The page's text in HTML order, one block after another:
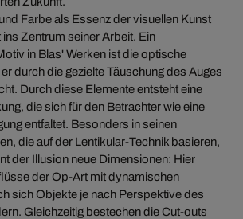
Farbe als Essenz der visuellen Kunst
ins Zentrum seiner Arbeit. Ein
in Blas' Werken ist die optische
durch die gezielte Täuschung des Auges
Durch diese Elemente entsteht eine
die sich für den Betrachter wie eine
entfaltet. Besonders in seinen
die auf der Lentikular-Technik basieren,
der Illusion neue Dimensionen: Hier
der Op-Art mit dynamischen
sich Objekte je nach Perspektive des
Gleichzeitig bestechen die Cut-outs